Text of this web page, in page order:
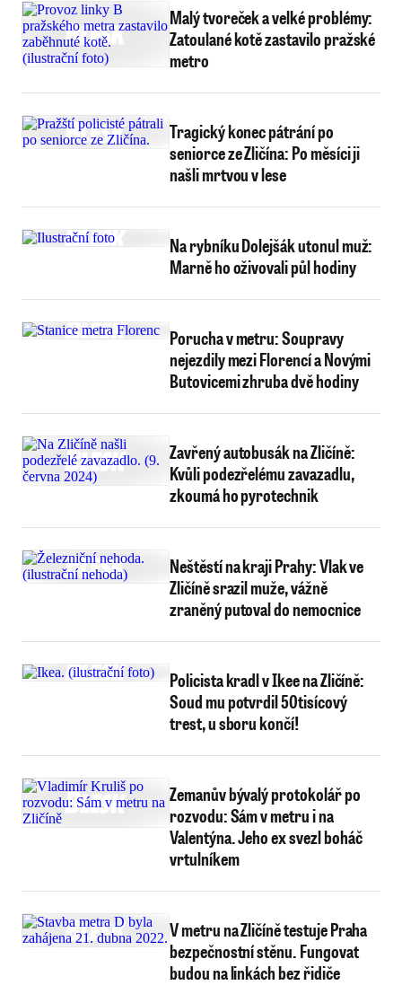
Malý tvoreček a velké problémy:
Zatoulané kotě zastavilo pražské
metro
Tragický konec pátrání po
seniorce ze Zličína: Po měsíci ji
našli mrtvou v lese
Na rybníku Dolejšák utonul muž:
Marně ho oživovali půl hodiny
Porucha v metru: Soupravy
nejezdily mezi Florencí a Novými
Butovicemi zhruba dvě hodiny
Zavřený autobusák na Zličíně:
Kvůli podezřelému zavazadlu,
zkoumá ho pyrotechnik
Neštěstí na kraji Prahy: Vlak ve
Zličíně srazil muže, vážně
zraněný putoval do nemocnice
Policista kradl v Ikee na Zličíně:
Soud mu potvrdil 50tisícový
trest, u sboru končí!
Zemanův bývalý protokolář po
rozvodu: Sám v metru i na
Valentýna. Jeho ex svezl boháč
vrtulníkem
V metru na Zličíně testuje Praha
bezpečnostní stěnu. Fungovat
budou na linkách bez řidiče